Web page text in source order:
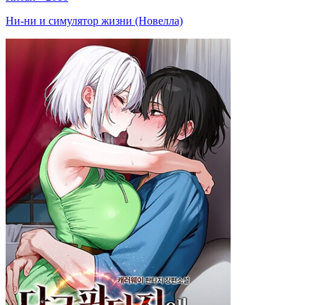
Ни-ни и симулятор жизни (Новелла)